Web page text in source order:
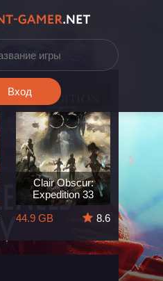
Вход
Clair Obscur:
Expedition 33
44.9 GB
8.6
164 GB